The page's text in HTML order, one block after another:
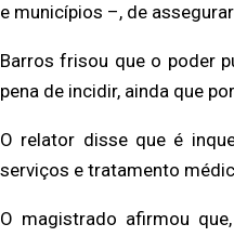
e municípios –, de
Barros frisou que o poder
pena de incidir, ainda que por
O relator disse que é
serviços e tratamento
O magistrado afirmou